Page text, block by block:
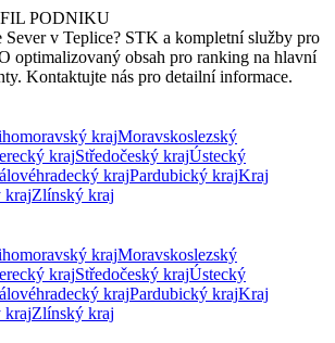
PODNIKU
Severv Teplice? STK a kompletní služby pro
optimalizovaný obsah pro ranking na hlavní
Kontaktujte nás pro detailní informace.
krajMoravskoslezský
krajStředočeský krajÚstecký
krajPardubický krajKraj
krajZlínský kraj
krajMoravskoslezský
krajStředočeský krajÚstecký
krajPardubický krajKraj
krajZlínský kraj